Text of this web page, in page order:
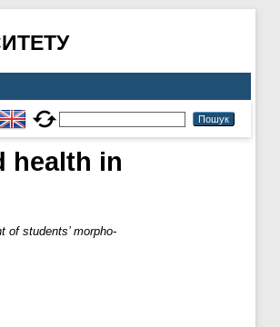
health in
of students’ morpho-